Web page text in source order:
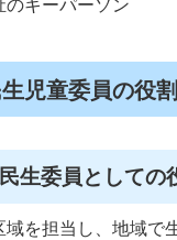
のキーパーソン
児童委員の役
民生委員としての
域を担当し、地域で